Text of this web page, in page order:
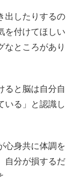
出したりするの
を付けてほしい
なところがあり
ると脳は自分自
いる」と認識し
心身共に体調を
自分が損するだ